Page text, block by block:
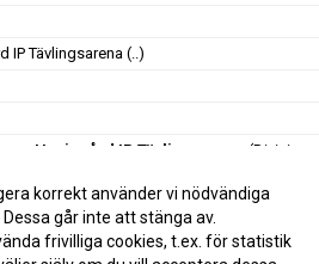
IP Tävlingsarena(..)
Husiegård IP Tävlingsarena
(Division
korrekt använder vi nödvändiga
går inte att stänga av.
frivilliga cookies, t.ex. för statistik